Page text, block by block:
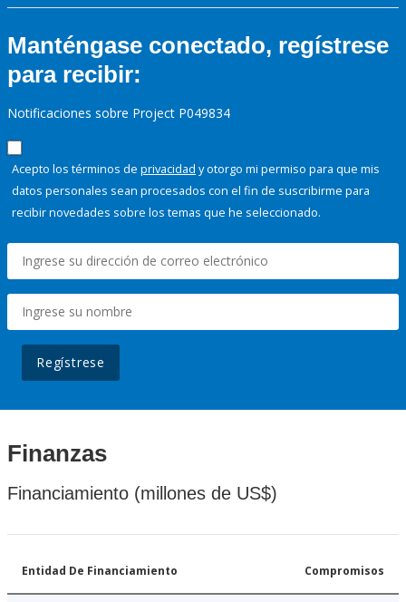
Manténgase conectado, regístrese
para recibir:
Notificaciones sobre Project P049834
Acepto los términos de privacidad y otorgo mi permiso para que mis
datos personales sean procesados con el fin de suscribirme para
recibir novedades sobre los temas que he seleccionado.
Regístrese
Finanzas
Financiamiento (millones de US$)
Entidad De Financiamiento Compromisos